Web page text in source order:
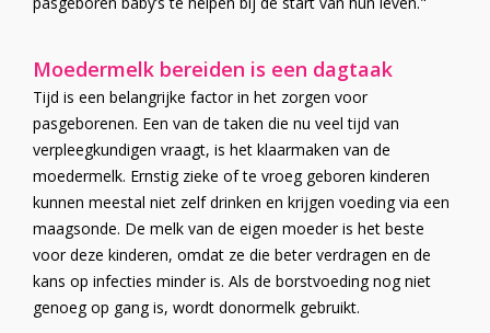
Moedermelk bereiden is een dagtaak
Tijd is een belangrijke factor in het zorgen voor
pasgeborenen. Een van de taken die nu veel tijd van
verpleegkundigen vraagt, is het klaarmaken van de
moedermelk. Ernstig zieke of te vroeg geboren kinderen
kunnen meestal niet zelf drinken en krijgen voeding via een
maagsonde. De melk van de eigen moeder is het beste
voor deze kinderen, omdat ze die beter verdragen en de
kans op infecties minder is. Als de borstvoeding nog niet
genoeg op gang is, wordt donormelk gebruikt.